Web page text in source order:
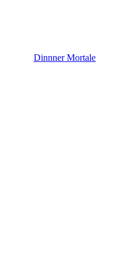
Dinnner Mortale